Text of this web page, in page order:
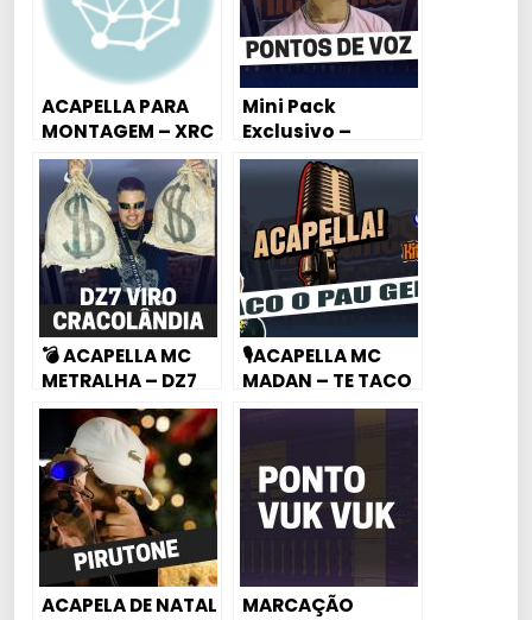
ACAPELLA PARA
MONTAGEM – XRC
DE CEROL
Mini Pack
Exclusivo –
Pontos de Voz –
Mc Pedrinho (Dj
Juhzinho)
💣 ACAPELLA MC
METRALHA – DZ7
CRACOLÂNDIA DE
XRC
🎙ACAPELLA MC
MADAN – TE TACO
O SACO NO AR
CONDICIONADO
ACAPELA DE NATAL
MARCAÇÃO